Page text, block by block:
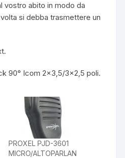
vostro abito in modo da
si debba trasmettere un
90° Icom 2×3,5/3×2,5 poli.
PROXEL PJD-3601
MICRO/ALTOPARLAN